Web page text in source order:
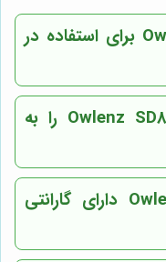
آیا ویدئو پروژکتور Owlenz SD800 برای استفاده در
آیا می‌توان ویدئو پروژکتور Owlenz SD800 را به
آیا ویدئو پروژکتور Owlenz SD800 دارای گارانتی